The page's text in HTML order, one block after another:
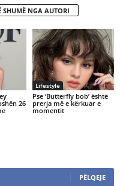
SHUMË NGA AUTORI
26
Lifestyle
Pse ‘Butterfly bob’ është
prerja më e kërkuar e
momentit
PËLQEJE